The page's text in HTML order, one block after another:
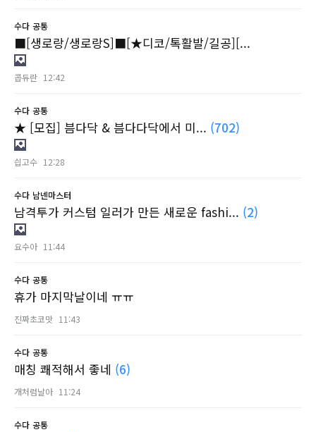
수다 공통
■[생로랑/생로랑S]■[★디코/톡활발/길공][...
콥듀란 12:42
수다 공통
★ [모집] 븜다닥 & 븜다다닥에서 미... (702)
싑고수 12:28
수다 남넨마스터
남격투가 커스텀 일러가 만든 새로운 fashi... (2)
요수아 11:44
수다 공통
휴가 마지막날이네 ㅠㅠ
진짜초코맛 11:43
수다 공통
매칭 쾌적해서 좋네 (6)
개처럼날아 11:24
수다 공통